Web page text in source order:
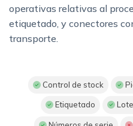
operativas relativas al
etiquetado, y conectores
transporte.
Control de stock
Etiquetado